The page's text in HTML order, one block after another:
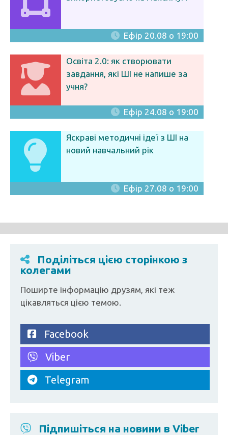
Ефір 20.08 о 19:00
Освіта 2.0: як створювати
завдання, які ШІ не напише за
учня?
Ефір 24.08 о 19:00
Яскраві методичні ідеї з ШІ на
новий навчальний рік
Ефір 27.08 о 19:00
Поділіться цією сторінкою з
колегами
Поширте інформацію друзям, які теж
цікавляться цією темою.
Facebook
Viber
Telegram
Підпишіться на новини в Viber